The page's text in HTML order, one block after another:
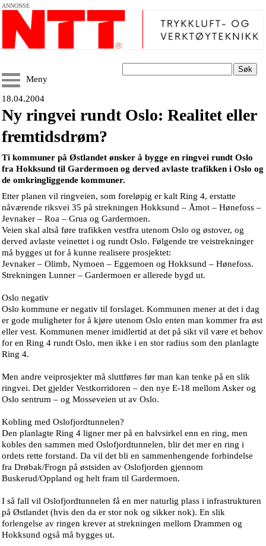
ANNONSE
Søk
Meny
18.04.2004
Ny ringvei rundt Oslo: Realitet eller
fremtidsdrøm?
Ti kommuner på Østlandet ønsker å bygge en ringvei rundt Oslo
fra Hokksund til Gardermoen og derved avlaste trafikken i Oslo og
de omkringliggende kommuner.
Etter planen vil ringveien, som foreløpig er kalt Ring 4, erstatte
nåværende riksvei 35 på strekningen Hokksund – Åmot – Hønefoss –
Jevnaker – Roa – Grua og Gardermoen.
Veien skal altså føre trafikken vestfra utenom Oslo og østover, og
derved avlaste veinettet i og rundt Oslo. Følgende tre veistrekninger
må bygges ut for å kunne realisere prosjektet:
Jevnaker – Olimb, Nymoen – Eggemoen og Hokksund – Hønefoss.
Strekningen Lunner – Gardermoen er allerede bygd ut.
Oslo negativ
Oslo kommune er negativ til forslaget. Kommunen mener at det i dag
er gode muligheter for å kjøre utenom Oslo enten man kommer fra øst
eller vest. Kommunen mener imidlertid at det på sikt vil være et behov
for en Ring 4 rundt Oslo, men ikke i en stor radius som den planlagte
Ring 4.
Men andre veiprosjekter må sluttføres før man kan tenke på en slik
ringvei. Det gjelder Vestkorridoren – den nye E-18 mellom Asker og
Oslo sentrum – og Mosseveien ut av Oslo.
Kobling med Oslofjordtunnelen?
Den planlagte Ring 4 ligner mer på en halvsirkel enn en ring, men
kobles den sammen med Oslofjordtunnelen, blir det mer en ring i
ordets rette forstand. Da vil det bli en sammenhengende forbindelse
fra Drøbak/Frogn på østsiden av Oslofjorden gjennom
Buskerud/Oppland og helt fram til Gardermoen.
I så fall vil Oslofjordtunnelen få en mer naturlig plass i infrastrukturen
på Østlandet (hvis den da er stor nok og sikker nok). En slik
forlengelse av ringen krever at strekningen mellom Drammen og
Hokksund også må bygges ut.